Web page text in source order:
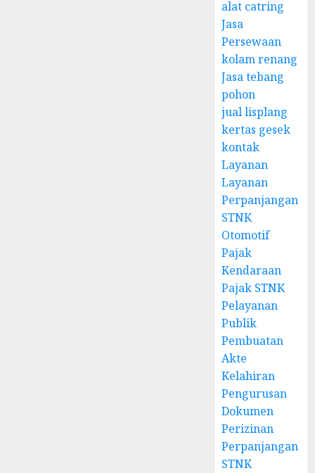
alat catring
Jasa
Persewaan
kolam renang
Jasa tebang
pohon
jual lisplang
kertas gesek
kontak
Layanan
Layanan
Perpanjangan
STNK
Otomotif
Pajak
Kendaraan
Pajak STNK
Pelayanan
Publik
Pembuatan
Akte
Kelahiran
Pengurusan
Dokumen
Perizinan
Perpanjangan
STNK